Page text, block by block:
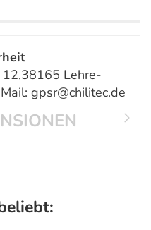
12,38165 Lehre-
gpsr@chilitec.de